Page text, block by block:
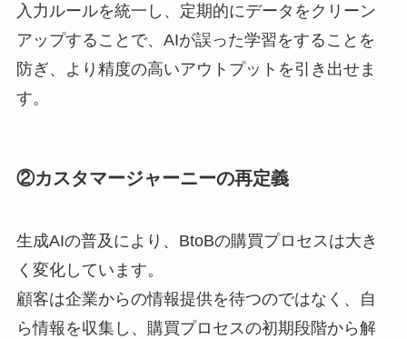
入力ルールを統一し、定期的にデータをクリーン
アップすることで、AIが誤った学習をすることを
防ぎ、より精度の高いアウトプットを引き出せま
す。
②カスタマージャーニーの再定義
生成AIの普及により、BtoBの購買プロセスは大き
く変化しています。
顧客は企業からの情報提供を待つのではなく、自
ら情報を収集し、購買プロセスの初期段階から解